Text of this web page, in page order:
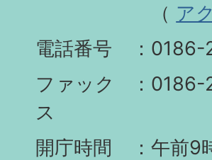
（ ア
電話番号
0186-
ファック
ス
0186-
開庁時間
午前9